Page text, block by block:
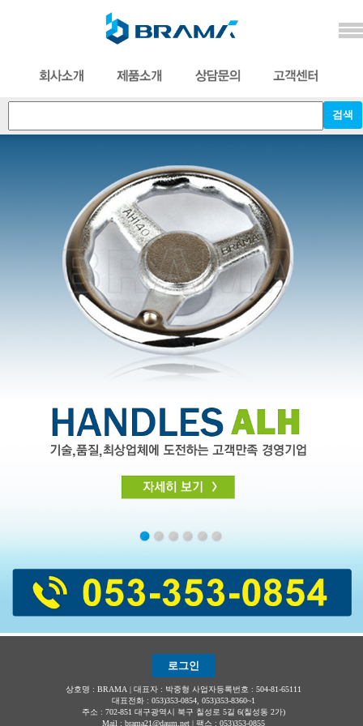
로그인
상호명 : BRAMA | 대표자 : 박중형 사업자등록번호 : 504-81-65111
대표전화 : 053)353-0854, 053)353-8360~1
주소 : 702-851 대구광역시 북구 칠성로 5길 6(칠성동 2가)
Mail : brama21@daum.net | 팩스 : 053)353-0855